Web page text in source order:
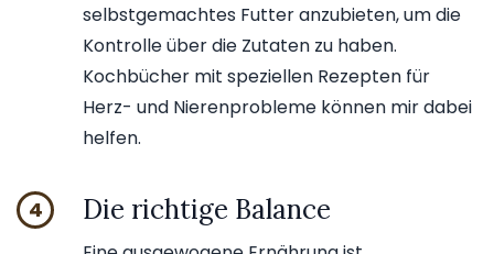
selbstgemachtes Futter anzubieten, um die
Kontrolle über die Zutaten zu haben.
Kochbücher mit speziellen Rezepten für
Herz- und Nierenprobleme können mir dabei
helfen.
4 Die richtige Balance